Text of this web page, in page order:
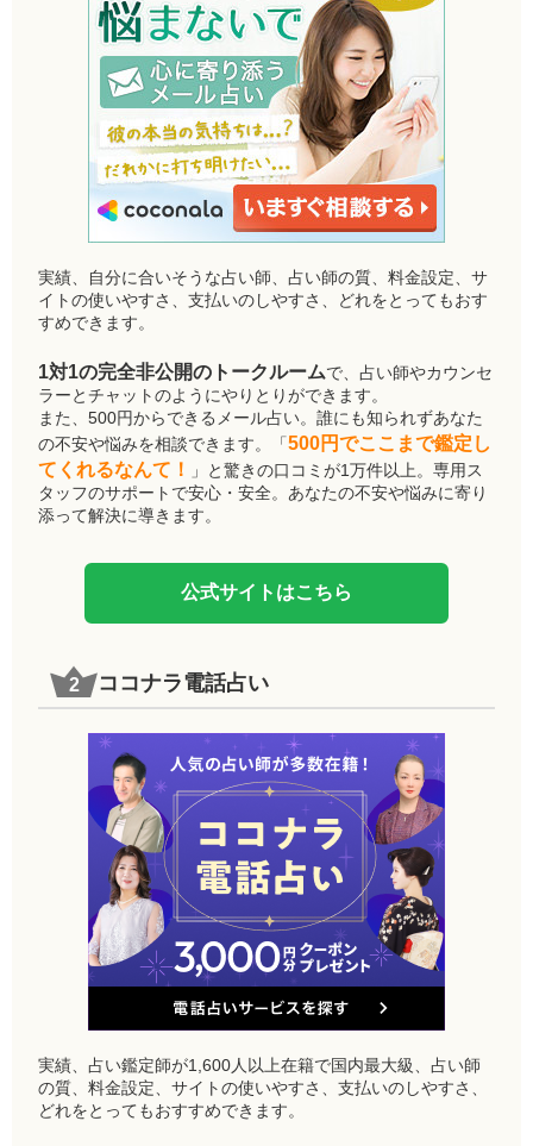
実績、自分に合いそうな占い師、占い師の質、料金設定、サ
イトの使いやすさ、支払いのしやすさ、どれをとってもおす
すめできます。
1対1の完全非公開のトークルームで、占い師やカウンセ
ラーとチャットのようにやりとりができます。
また、500円からできるメール占い。誰にも知られずあなた
の不安や悩みを相談できます。「500円でここまで鑑定し
てくれるなんて！
」と驚きの口コミが1万件以上。専用ス
タッフのサポートで安心・安全。あなたの不安や悩みに寄り
添って解決に導きます。
公式サイトはこちら
ココナラ電話占い
実績、占い鑑定師が1,600人以上在籍で国内最大級、占い師
の質、料金設定、サイトの使いやすさ、支払いのしやすさ、
どれをとってもおすすめできます。